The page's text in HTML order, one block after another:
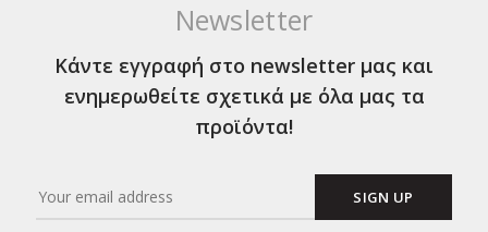
Newsletter
Κάντε εγγραφή στο newsletter μας και
ενημερωθείτε σχετικά με όλα μας τα
προϊόντα!